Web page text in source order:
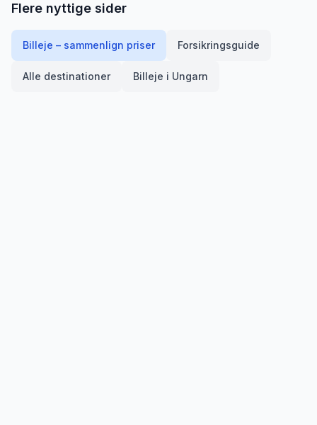
Flere nyttige sider
Billeje – sammenlign priser Forsikringsguide
Alle destinationer Billeje i Ungarn